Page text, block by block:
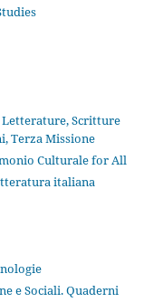
Letterature, Scritture
Terza Missione
Culturale for All
italiana
e Sociali. Quaderni